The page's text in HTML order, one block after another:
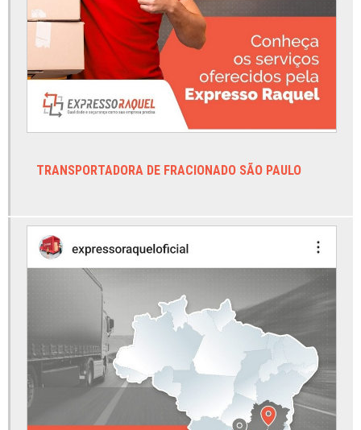
Frete fracionado bahia
Frete fracionado rio de janeiro
Frete fracionado rio grande do sul
Frete urgente
Serviço de transporte de carga
Transportadora carga fracionada minas gerais
Transportadora carga fracionada nordeste
Transportadora carga fracionada para brasília
Transportadora carga fracionada paraná
Transportadora carga fracionada recife
Transportadora carga fracionada rj
Transportadora de carga fracionada
TRANSPORTADORA DE FRACIONADO SÃO PAULO